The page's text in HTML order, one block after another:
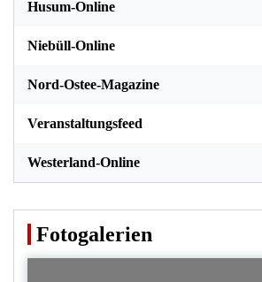
Husum-Online
Niebüll-Online
Nord-Ostee-Magazine
Veranstaltungsfeed
Westerland-Online
Fotogalerien